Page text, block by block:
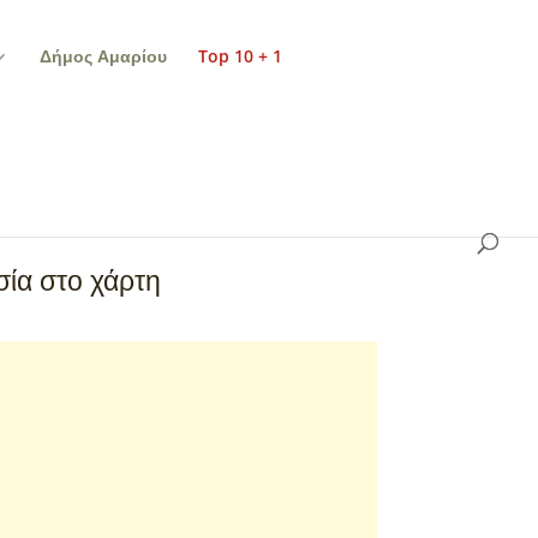
Δήμος Αμαρίου Top 10 + 1
στο χάρτη